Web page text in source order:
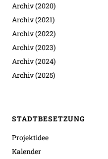
Archiv (2020)
Archiv (2021)
Archiv (2022)
Archiv (2023)
Archiv (2024)
Archiv (2025)
STADTBESETZUNG
Projektidee
Kalender